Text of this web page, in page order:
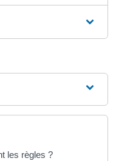
les règles ?